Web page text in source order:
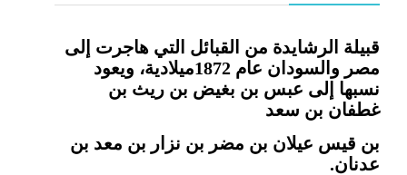
قبيلة الرشايدة من القبائل التي هاجرت إلى
مصر والسودان عام 1872ميلادية، ويعود
نسبها إلى عبس بن بغيض بن ريث بن
غطفان بن سعد
بن قيس عيلان بن مضر بن نزار بن معد بن
عدنان.